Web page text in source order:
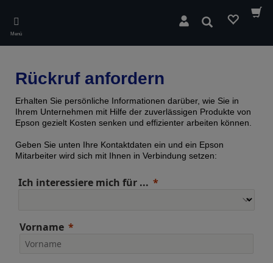
main
content
Menü
Suchen
Rückruf anfordern
Erhalten Sie persönliche Informationen darüber, wie Sie in
Ihrem Unternehmen mit Hilfe der zuverlässigen Produkte von
Epson gezielt Kosten senken und effizienter arbeiten können.
Geben Sie unten Ihre Kontaktdaten ein und ein Epson
Mitarbeiter wird sich mit Ihnen in Verbindung setzen:
Ich interessiere mich für ...
Vorname